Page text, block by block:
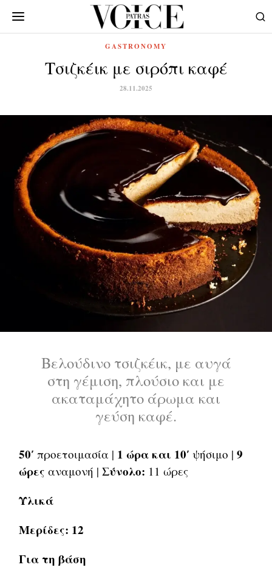
GASTRONOMY
Τσιζκέικ με σιρόπι καφέ
28.11.2025
Βελούδινο τσιζκέικ, με αυγά
στη γέμιση, πλούσιο και με
ακαταμάχητο άρωμα και
γεύση καφέ.
50′ προετοιμασία | 1 ώρα και 10′ ψήσιμο |9
ώρες αναμονή |Σύνολο: 11 ώρες
Υλικά
Μερίδες: 12
Για τη βάση